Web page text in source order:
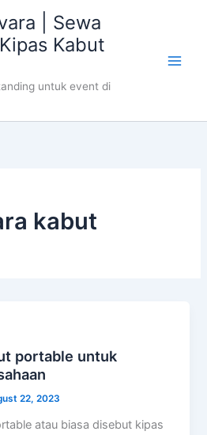
| Sewa
Kabut
untuk event di
kabut
portable untuk
22, 2023
atau biasa disebut kipas